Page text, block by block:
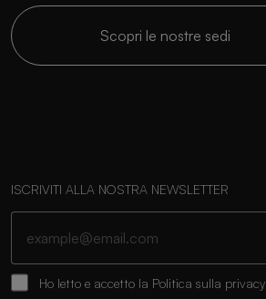
Scopri le nostre sedi
ISCRIVITI ALLA NOSTRA NEWSLETTER
Ho letto e accetto la Politica sulla privacy